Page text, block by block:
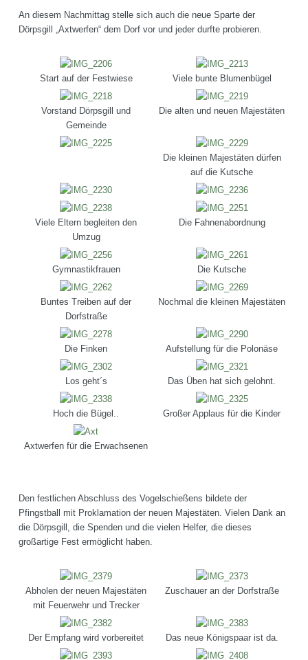
An diesem Nachmittag stelle sich auch die neue Sparte der
Dörpsgill „Axtwerfen“ dem Dorf vor und jeder durfte probieren.
Start auf der Festwiese Viele bunte Blumenbügel
Vorstand Dörpsgill und
Gemeinde
Die alten und neuen Majestäten
Die kleinen Majestäten dürfen
auf die Kutsche
Viele Eltern begleiten den
Umzug
Die Fahnenabordnung
Gymnastikfrauen Die Kutsche
Buntes Treiben auf der
Dorfstraße
Nochmal die kleinen Majestäten
Die Finken Aufstellung für die Polonäse
Los geht´s Das Üben hat sich gelohnt.
Hoch die Bügel.. Großer Applaus für die Kinder
Axtwerfen für die Erwachsenen
Den festlichen Abschluss des Vogelschießens bildete der
Pfingstball mit Proklamation der neuen Majestäten. Vielen Dank an
die Dörpsgill, die Spenden und die vielen Helfer, die dieses
großartige Fest ermöglicht haben.
Abholen der neuen Majestäten
mit Feuerwehr und Trecker
Zuschauer an der Dorfstraße
Der Empfang wird vorbereitet Das neue Königspaar ist da.